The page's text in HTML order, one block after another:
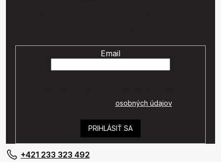
Email
osobných údajov.
PRIHLÁSIŤ SA
+421 233 323 492